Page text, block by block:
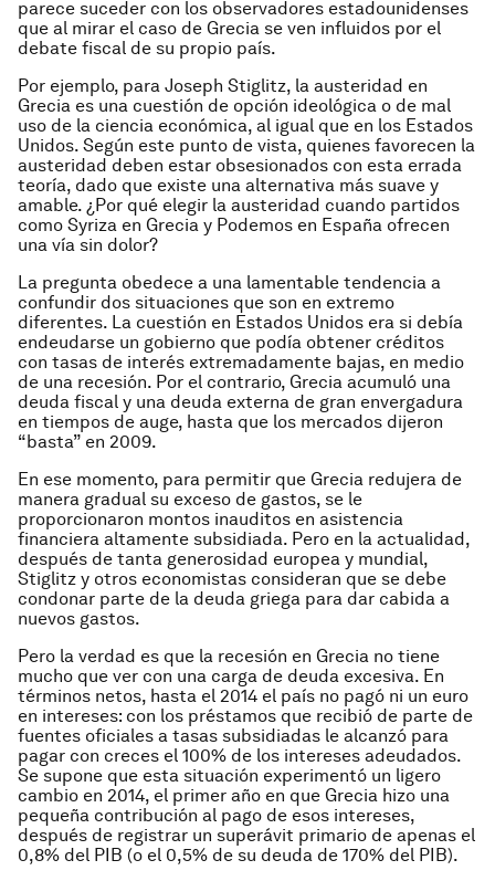
parece suceder con los observadores estadounidenses
que al mirar el caso de Grecia se ven influidos por el
debate fiscal de su propio país.
Por ejemplo, para Joseph Stiglitz, la austeridad en
Grecia es una cuestión de opción ideológica o de mal
uso de la ciencia económica, al igual que en los Estados
Unidos. Según este punto de vista, quienes favorecen la
austeridad deben estar obsesionados con esta errada
teoría, dado que existe una alternativa más suave y
amable. ¿Por qué elegir la austeridad cuando partidos
como Syriza en Grecia y Podemos en España ofrecen
una vía sin dolor?
La pregunta obedece a una lamentable tendencia a
confundir dos situaciones que son en extremo
diferentes. La cuestión en Estados Unidos era si debía
endeudarse un gobierno que podía obtener créditos
con tasas de interés extremadamente bajas, en medio
de una recesión. Por el contrario, Grecia acumuló una
deuda fiscal y una deuda externa de gran envergadura
en tiempos de auge, hasta que los mercados dijeron
“basta” en 2009.
En ese momento, para permitir que Grecia redujera de
manera gradual su exceso de gastos, se le
proporcionaron montos inauditos en asistencia
financiera altamente subsidiada. Pero en la actualidad,
después de tanta generosidad europea y mundial,
Stiglitz y otros economistas consideran que se debe
condonar parte de la deuda griega para dar cabida a
nuevos gastos.
Pero la verdad es que la recesión en Grecia no tiene
mucho que ver con una carga de deuda excesiva. En
términos netos, hasta el 2014 el país no pagó ni un euro
en intereses: con los préstamos que recibió de parte de
fuentes oficiales a tasas subsidiadas le alcanzó para
pagar con creces el 100% de los intereses adeudados.
Se supone que esta situación experimentó un ligero
cambio en 2014, el primer año en que Grecia hizo una
pequeña contribución al pago de esos intereses,
después de registrar un superávit primario de apenas el
0,8% del PIB (o el 0,5% de su deuda de 170% del PIB).